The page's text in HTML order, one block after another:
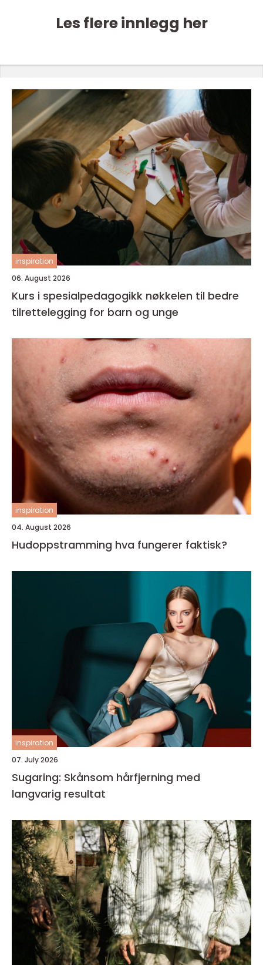
Les flere innlegg her
inspiration
06. August 2026
Kurs i spesialpedagogikk nøkkelen til bedre
tilrettelegging for barn og unge
inspiration
04. August 2026
Hudoppstramming hva fungerer faktisk?
inspiration
07. July 2026
Sugaring: Skånsom hårfjerning med
langvarig resultat